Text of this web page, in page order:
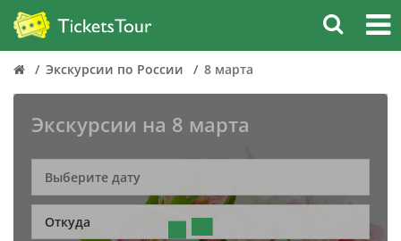
Экскурсии по России 8 марта
Экскурсии на 8 марта
Откуда